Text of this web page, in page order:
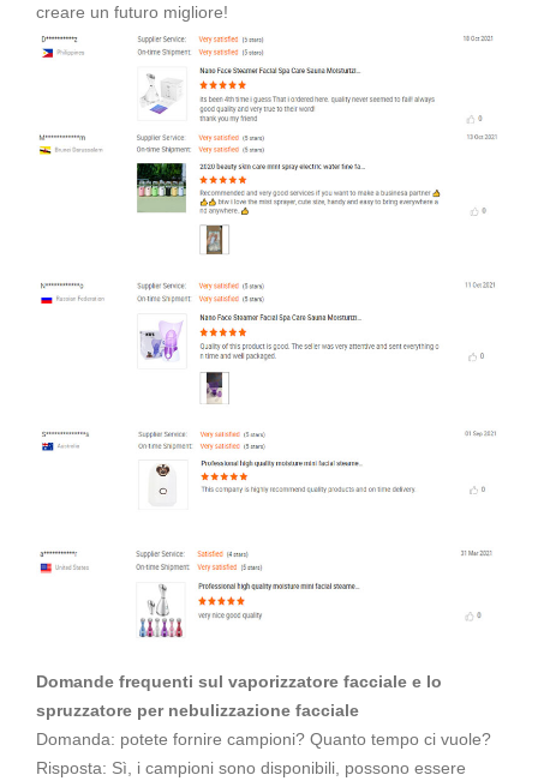
creare un futuro migliore!
Domande frequenti sul vaporizzatore facciale e lo
spruzzatore per nebulizzazione facciale
Domanda: potete fornire campioni? Quanto tempo ci vuole?
Risposta: Sì, i campioni sono disponibili, possono essere